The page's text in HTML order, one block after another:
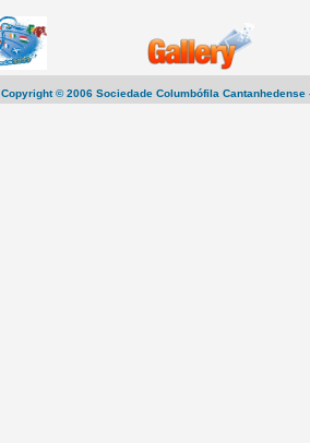
Copyright © 2006 Sociedade Columbófila